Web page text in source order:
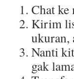
Chat ke
Kirim
ukuran,
Nanti
gak